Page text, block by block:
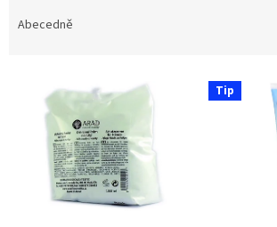
Abecedně
Tip